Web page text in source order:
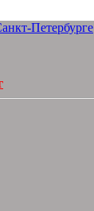
Петербурге